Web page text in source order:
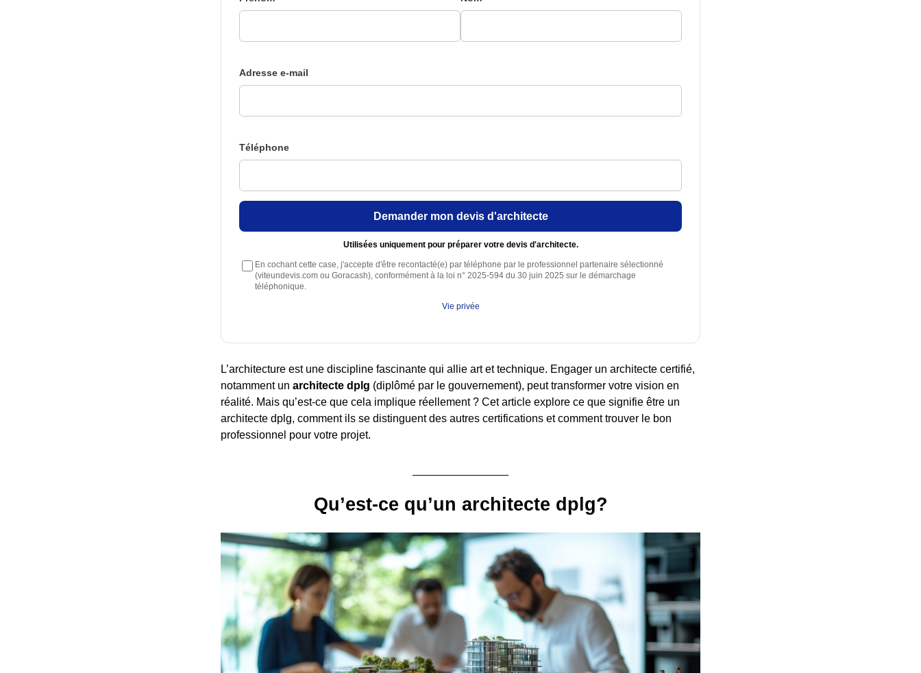
Adresse e-mail
Téléphone
Demander mon devis d'architecte
Utilisées uniquement pour préparer votre devis d'architecte.
En cochant cette case, j'accepte d'être recontacté(e) par téléphone par le professionnel partenaire sélectionné
(viteundevis.com ou Goracash), conformément à la loi n° 2025-594 du 30 juin 2025 sur le démarchage
téléphonique.
Vie privée
L’architecture est une discipline fascinante qui allie art et technique. Engager un architecte certifié,
notamment un architecte dplg (diplômé par le gouvernement), peut transformer votre vision en
réalité. Mais qu’est-ce que cela implique réellement ? Cet article explore ce que signifie être un
architecte dplg, comment ils se distinguent des autres certifications et comment trouver le bon
professionnel pour votre projet.
Qu’est-ce qu’un architecte dplg?